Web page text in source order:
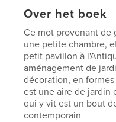
Over het boek
Ce mot provenant de
une petite chambre,
petit pavillon à
aménagement de
décoration, en
est une aire de jardin
qui y vit est un bout
contemporain